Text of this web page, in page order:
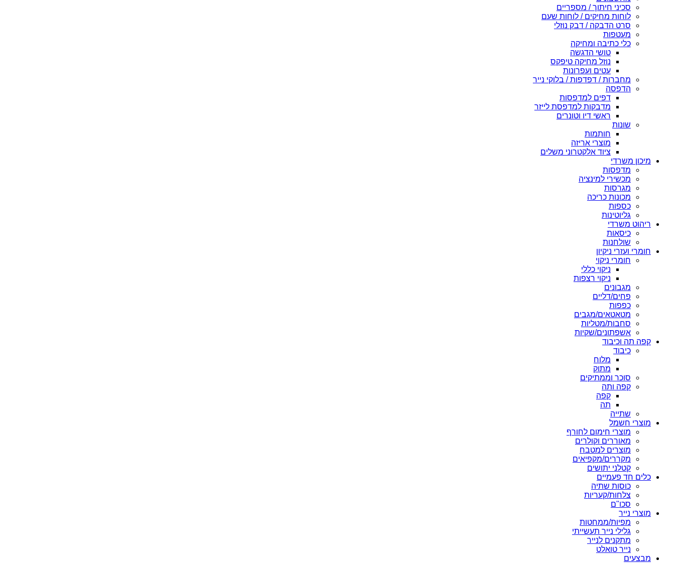
סכיני חיתוך / מספריים
לוחות מחיקים / לוחות שעם
סרט הדבקה / דבק נוזלי
מעטפות
כלי כתיבה ומחיקה
טושי הדגשה
נוזל מחיקה טיפקס
עטים ועפרונות
מחברות / דפדפות / בלוקי נייר
הדפסה
דפים למדפסות
מדבקות למדפסת לייזר
ראשי דיו וטונרים
שונות
חותמות
מוצרי אריזה
ציוד אלקטרוני משלים
מיכון משרדי
מדפסות
מכשירי למינציה
מגרסות
מכונות כריכה
כספות
גליוטינות
ריהוט משרדי
כיסאות
שולחנות
חומרי ועזרי ניקיון
חומרי ניקוי
ניקוי כללי
ניקוי רצפות
מגבונים
פחים/דליים
כפפות
מטאטאים/מגבים
סחבות/מטליות
אשפתונים/שקיות
קפה תה וכיבוד
כיבוד
מלוח
מתוק
סוכר וממתיקים
קפה ותה
קפה
תה
שתייה
מוצרי חשמל
מוצרי חימום לחורף
מאוררים וקולרים
מוצרים למטבח
מקררים/מקפיאים
קטלני יתושים
כלים חד פעמיים
כוסות שתיה
צלחות/קעריות
סכו"ם
מוצרי נייר
מפיות/ממחטות
גלילי נייר תעשייתי
מתקנים לנייר
נייר טואלט
מבצעים